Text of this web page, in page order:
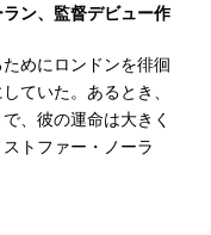
ン、監督デビュー作
めにロンドンを徘徊
ていた。あるとき、
、彼の運命は大きく
トファー・ノーラ